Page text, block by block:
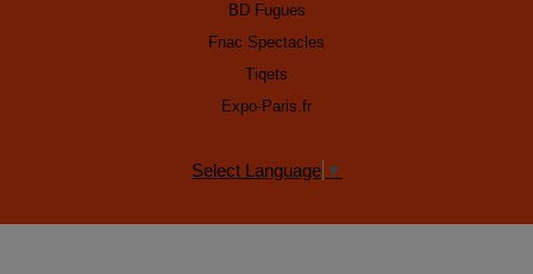
BD Fugues
Fnac Spectacles
Tiqets
Expo-Paris.fr
Select Language ▼